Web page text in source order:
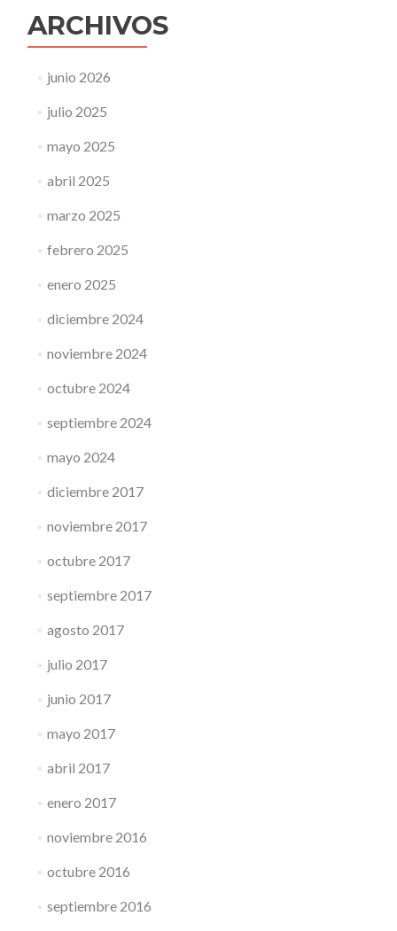
ARCHIVOS
junio 2026
julio 2025
mayo 2025
abril 2025
marzo 2025
febrero 2025
enero 2025
diciembre 2024
noviembre 2024
octubre 2024
septiembre 2024
mayo 2024
diciembre 2017
noviembre 2017
octubre 2017
septiembre 2017
agosto 2017
julio 2017
junio 2017
mayo 2017
abril 2017
enero 2017
noviembre 2016
octubre 2016
septiembre 2016